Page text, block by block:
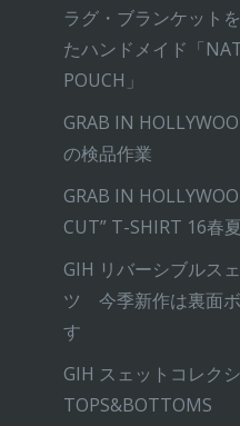
ラグ・ブランケット
たハンドメイド「
POUCH」
GRAB IN
の検品作業
GRAB IN
CUT” T-SHIRT 16春
GIH リバーシブルス
ツ 今季新作は裏面
す
GIH スェットコレク
TOPS&BOTTOMS